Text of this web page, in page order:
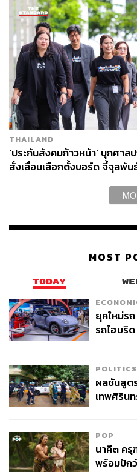
THAILAND
‘ประกันสังคมก้าวหน้า’ บุกศา
สั่งเลื่อนเลือกตั้งบอร์ด จี้จุลพัน
MOST
TODAY
ยุคใหม่ร
รถไฮบริ
POLITICS
ผลชันสูต
เทพศิริน
POP
นาคี๓ ครุ
พร้อมปัก